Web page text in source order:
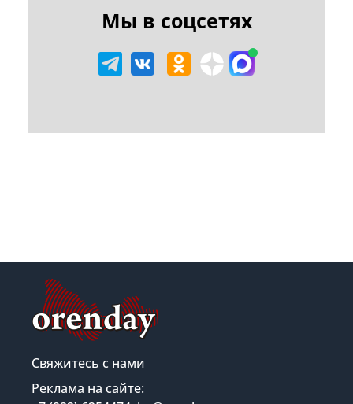
Мы в соцсетях
Свяжитесь с нами
Реклама на сайте: